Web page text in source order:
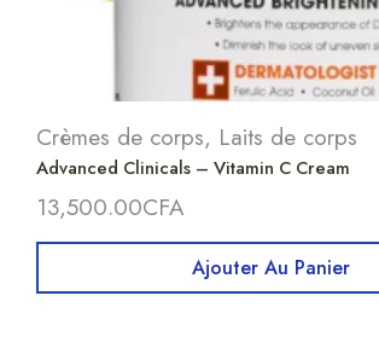
Crèmes de corps, Laits de corps
Advanced Clinicals – Vitamin C Cream
13,500.00CFA
Ajouter Au Panier